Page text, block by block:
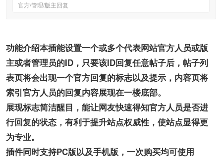
官方/管理/版主回复
功能介绍本插能设置一个或多个代表网站官方人员或版
主或者管理员的ID，只要该ID回复任意帖子后，帖子列
表页将会出现一个官方回复的标志以及提示，内容页将
索引官方人员的回复内容展现在一楼底部。
展现标志简洁醒目，能让网友快速得知官方人员是否进
行回复的状态，有利于提升站点权威性，使站点显得更
为专业。
插件同时支持PC版以及手机版，一次购买均可使用